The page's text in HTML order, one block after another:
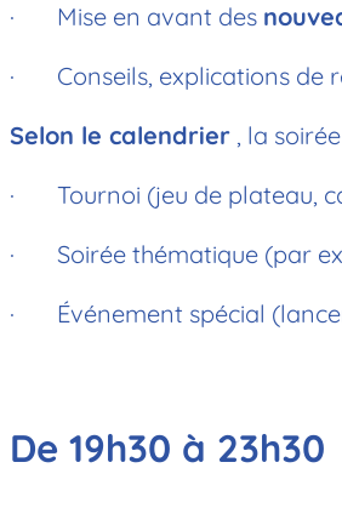
· Mise en avant des
· Conseils, explications de
Selon le calendrier , la
· Tournoi (jeu de plateau,
· Soirée thématique (par
· Événement spécial
De 19h30 à 23h30